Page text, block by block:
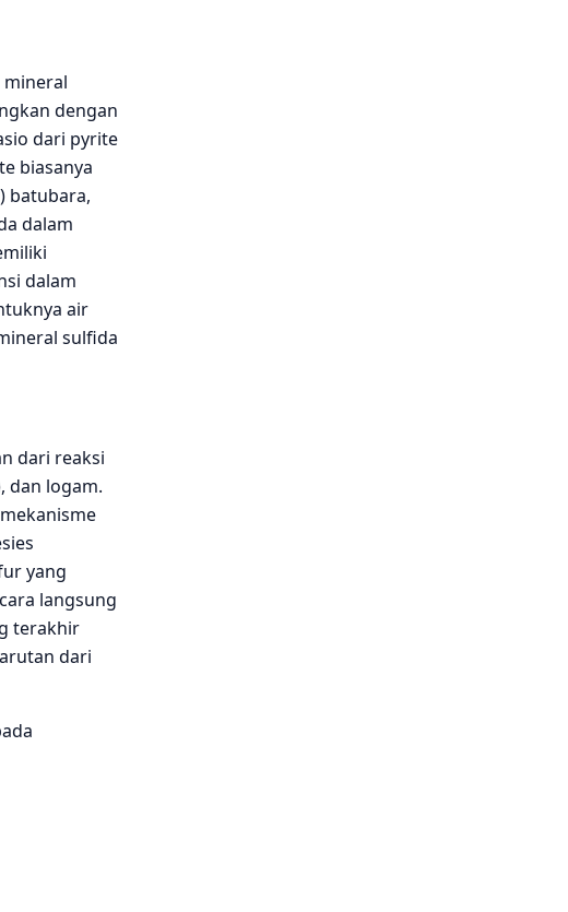
dengan
dari pyrite
biasanya
batubara,
dalam
dalam
air
sulfida
dari reaksi
dan logam.
yang
langsung
terakhir
dari